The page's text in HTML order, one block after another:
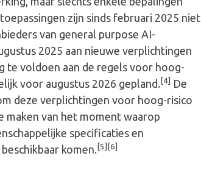
zijn sinds februari 2025 niet
van general purpose AI-
2025 aan nieuwe verplichtingen
te voldoen aan de regels voor hoog-
voor augustus 2026 gepland. [4] De
deze verplichtingen voor hoog-risico
maken van het moment waarop
specificaties en
beschikbaarkomen. [5][6]